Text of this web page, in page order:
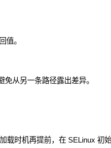
值。
从另一条路径露出差异。
载时机再提前，在 SELinux 初